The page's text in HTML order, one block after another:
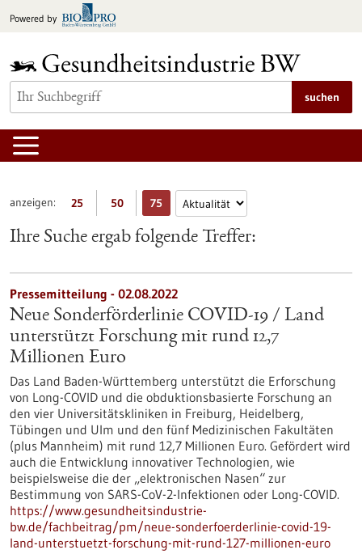
Inhalt
Powered by
suchen
anzeigen: 25 50 75
Ihre Suche ergab folgende Treffer:
Pressemitteilung - 02.08.2022
Neue Sonderförderlinie COVID-19 / Land
unterstützt Forschung mit rund 12,7
Millionen Euro
Das Land Baden-Württemberg unterstützt die Erforschung
von Long-COVID und die obduktionsbasierte Forschung an
den vier Universitätskliniken in Freiburg, Heidelberg,
Tübingen und Ulm und den fünf Medizinischen Fakultäten
(plus Mannheim) mit rund 12,7 Millionen Euro. Gefördert wird
auch die Entwicklung innovativer Technologien, wie
beispielsweise die der „elektronischen Nasen“ zur
Bestimmung von SARS-CoV-2-Infektionen oder Long-COVID.
https://www.gesundheitsindustrie-
bw.de/fachbeitrag/pm/neue-sonderfoerderlinie-covid-19-
land-unterstuetzt-forschung-mit-rund-127-millionen-euro